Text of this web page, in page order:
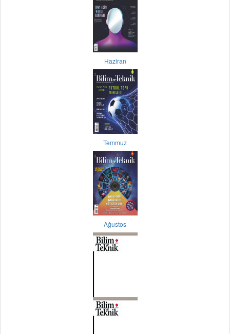
Haziran
Temmuz
Ağustos